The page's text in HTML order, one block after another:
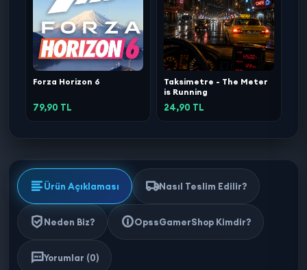
Forza Horizon 6
79,90 TL
Taksimetre - The Meter
is Running
24,90 TL
Ürün Açıklaması Nasıl Teslim Edilir?
Neden Biz? OpssGamerShop Kimdir?
Yorumlar (0)